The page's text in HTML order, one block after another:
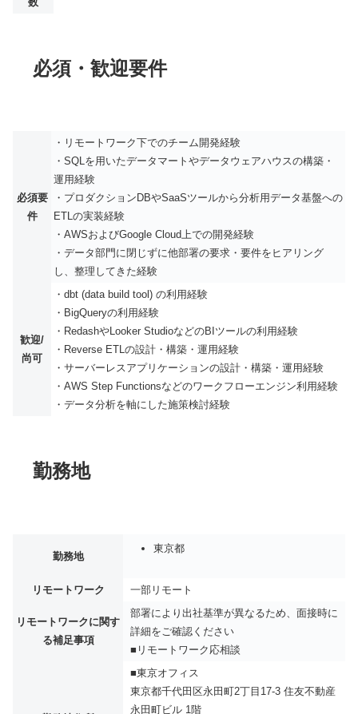
必須・歓迎要件
必須要
件
・リモートワーク下でのチーム開発経験
・SQLを用いたデータマートやデータウェアハウスの構築・
運用経験
・プロダクションDBやSaaSツールから分析用データ基盤への
ETLの実装経験
・AWSおよびGoogle Cloud上での開発経験
・データ部門に閉じずに他部署の要求・要件をヒアリング
し、整理してきた経験
歓迎/
尚可
・dbt (data build tool) の利用経験
・BigQueryの利用経験
・RedashやLooker StudioなどのBIツールの利用経験
・Reverse ETLの設計・構築・運用経験
・サーバーレスアプリケーションの設計・構築・運用経験
・AWS Step Functionsなどのワークフローエンジン利用経験
・データ分析を軸にした施策検討経験
勤務地
勤務地
東京都
リモートワーク 一部リモート
リモートワークに関す
る補足事項
部署により出社基準が異なるため、面接時に
詳細をご確認ください
■リモートワーク応相談
■東京オフィス
東京都千代田区永田町2丁目17-3 住友不動産
永田町ビル 1階